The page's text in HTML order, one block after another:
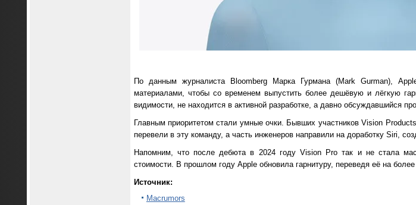
По данным журналиста Bloomberg Марка Гурмана (Mark Gurman),
материалами, чтобы со временем выпустить более дешёвую и лёгкую
видимости, не находится в активной разработке, а давно обсуждавшийся
Главным приоритетом стали умные очки. Бывших участников Vision
перевели в эту команду, а часть инженеров направили на доработку Siri,
Напомним, что после дебюта в 2024 году Vision Pro так и не стала
стоимости. В прошлом году Apple обновила гарнитуру, переведя её на
Источник:
Macrumors